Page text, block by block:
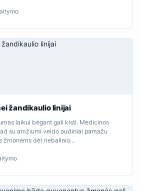
žandikaulio linijai
laikui bėgant gali kisti. Medicinos
su amžiumi veido audiniai pamažu
žmonėms dėl riebalinio...